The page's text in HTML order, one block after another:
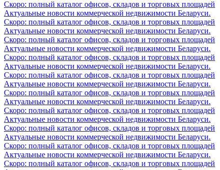
Скоро: полный каталог офисов, складов и торговых площадей
Актуальные новости коммерческой недвижимости Беларуси.
Скоро: полный каталог офисов, складов и торговых площадей
Актуальные новости коммерческой недвижимости Беларуси.
Скоро: полный каталог офисов, складов и торговых площадей
Актуальные новости коммерческой недвижимости Беларуси.
Скоро: полный каталог офисов, складов и торговых площадей
Актуальные новости коммерческой недвижимости Беларуси.
Скоро: полный каталог офисов, складов и торговых площадей
Актуальные новости коммерческой недвижимости Беларуси.
Скоро: полный каталог офисов, складов и торговых площадей
Актуальные новости коммерческой недвижимости Беларуси.
Скоро: полный каталог офисов, складов и торговых площадей
Актуальные новости коммерческой недвижимости Беларуси.
Скоро: полный каталог офисов, складов и торговых площадей
Актуальные новости коммерческой недвижимости Беларуси.
Скоро: полный каталог офисов, складов и торговых площадей
Актуальные новости коммерческой недвижимости Беларуси.
Скоро: полный каталог офисов, складов и торговых площадей